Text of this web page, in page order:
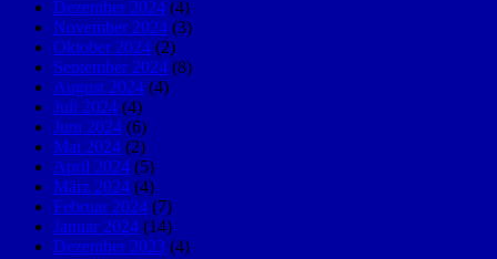
Dezember 2024 (4)
November 2024 (3)
Oktober 2024 (2)
September 2024 (8)
August 2024 (4)
Juli 2024 (4)
Juni 2024 (6)
Mai 2024 (2)
April 2024 (5)
März 2024 (4)
Februar 2024 (7)
Januar 2024 (14)
Dezember 2023 (4)